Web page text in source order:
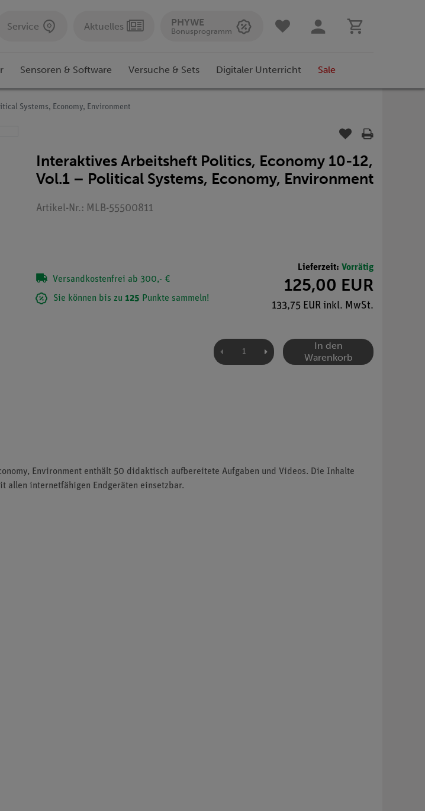
Service Aktuelles PHYWE
Bonusprogramm
Sensoren & Software Versuche & Sets Digitaler Unterricht Sale
Systems, Economy, Environment
Interaktives Arbeitsheft Politics, Economy 10-12,
Vol.1 – Political Systems, Economy, Environment
Artikel-Nr.: MLB-55500811
Versandkostenfrei ab 300,- €
Sie können bis zu 125 Punkte sammeln!
Lieferzeit: Vorrätig
125,00 EUR
133,75 EUR inkl. MwSt.
In den
Warenkorb
Environment enthält 50 didaktisch aufbereitete Aufgaben und Videos. Die Inhalte
allen internetfähigen Endgeräten einsetzbar.